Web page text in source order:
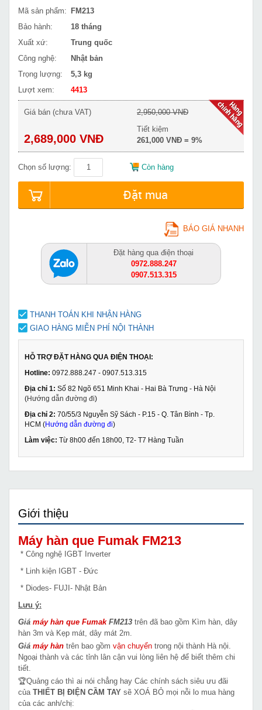
Mã sản phẩm:
FM213
Bảo hành:
18 tháng
Xuất xứ:
Trung quốc
Công nghệ:
Nhật bản
Trọng lượng:
5,3 kg
Lượt xem:
4413
Giá bán (chưa VAT)
2,689,000 VNĐ
2,950,000 VNĐ
Tiết kiệm
261,000 VNĐ = 9%
Chọn số lượng: Còn hàng
Đặt mua
BÁO GIÁ NHANH
Đặt hàng qua điện thoại
0972.888.247
0907.513.315
THANH TOÁN KHI NHẬN HÀNG
GIAO HÀNG MIỄN PHÍ NỘI THÀNH
HỖ TRỢ ĐẶT HÀNG QUA ĐIỆN THOẠI:
Hotline: 0972.888.247 - 0907.513.315
Địa chỉ 1: Số 82 Ngõ 651 Minh Khai - Hai Bà Trưng - Hà Nội
(Hướng dẫn đường đi)
Địa chỉ 2: 70/55/3 Nguyễn Sỹ Sách - P.15 - Q. Tân Bình - Tp.
HCM (Hướng dẫn đường đi)
Làm việc: Từ 8h00 đến 18h00, T2- T7 Hàng Tuần
Giới thiệu
Máy hàn que Fumak FM213
* Công nghệ IGBT Inverter
* Linh kiện IGBT - Đức
* Diodes- FUJI- Nhật Bản
Lưu ý:
Giá máy hàn que FumakFM213 trên đã bao gồm Kìm hàn, dây
hàn 3m và Kẹp mát, dây mát 2m.
Giá máy hàn trên bao gồm vận chuyển trong nội thành Hà nội.
Ngoại thành và các tỉnh lân cận vui lòng liên hệ để biết thêm chi
tiết.
🏆Quảng cáo thì ai nói chẳng hay Các chính sách siêu ưu đãi
của THIẾT BỊ ĐIỆN CẦM TAY sẽ XOÁ BỎ mọi nỗi lo mua hàng
của các anh/chị: